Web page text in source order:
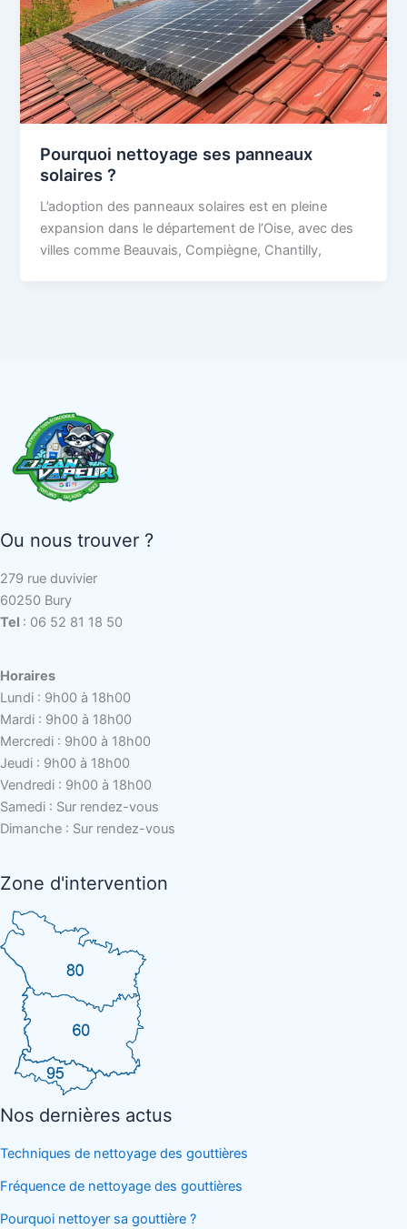
Pourquoi nettoyage ses panneaux
solaires ?
L’adoption des panneaux solaires est en pleine
expansion dans le département de l’Oise, avec des
villes comme Beauvais, Compiègne, Chantilly,
Ou nous trouver ?
279 rue duvivier
60250 Bury
Tel : 06 52 81 18 50
Horaires
Lundi : 9h00 à 18h00
Mardi : 9h00 à 18h00
Mercredi : 9h00 à 18h00
Jeudi : 9h00 à 18h00
Vendredi : 9h00 à 18h00
Samedi : Sur rendez-vous
Dimanche : Sur rendez-vous
Zone d'intervention
Nos dernières actus
Techniques de nettoyage des gouttières
Fréquence de nettoyage des gouttières
Pourquoi nettoyer sa gouttière ?